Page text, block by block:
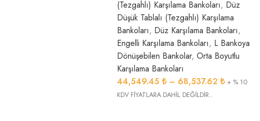
(Tezgahlı) Karşılama Bankoları, Düz
Düşük Tablalı (Tezgahlı) Karşılama
Bankoları, Düz Karşılama Bankoları,
Engelli Karşılama Bankoları, L Bankoya
Dönüşebilen Bankolar, Orta Boyutlu
Karşılama Bankoları
44,549.45 ₺ – 68,537.62 ₺ + % 10
KDV FİYATLARA DAHİL DEĞİLDİR..